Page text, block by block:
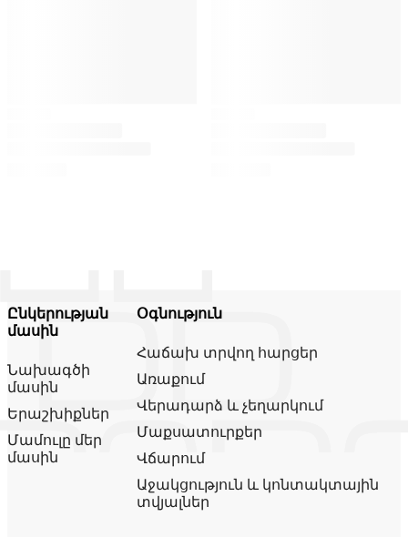
Ընկերության
մասին
Նախագծի
մասին
Երաշխիքներ
Մամուլը մեր
մասին
Օգնություն
Հաճախ տրվող հարցեր
Առաքում
Վերադարձ և չեղարկում
Մաքսատուրքեր
Վճարում
Աջակցություն և կոնտակտային
տվյալներ